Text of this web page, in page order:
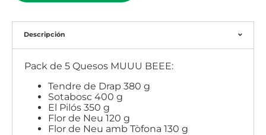
Descripción
Pack de 5 Quesos MUUU BEEE:
Tendre de Drap 380 g
Sotabosc 400 g
El Pilós 350 g
Flor de Neu 120 g
Flor de Neu amb Tòfona 130 g